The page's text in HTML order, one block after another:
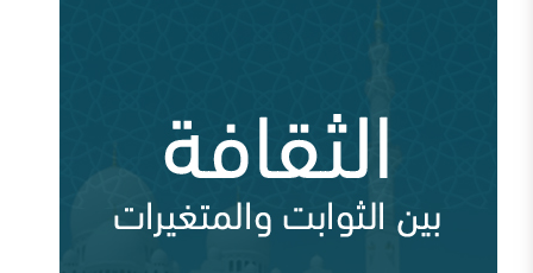
أين السلفية من الانفصاليين في اليمن
أزمة قطر وإدارة الأزمة ( 83702 مشاهدة )
السعودية وقطر ومشروع العمق الاستراتيجي (